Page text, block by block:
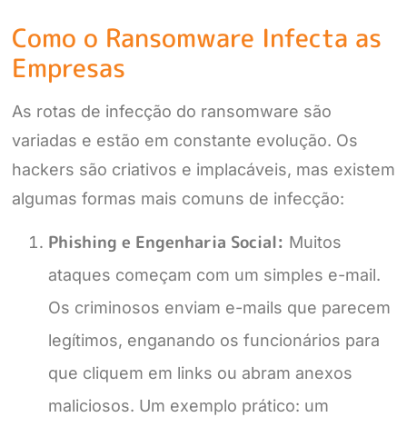
Como o Ransomware Infecta as
Empresas
As rotas de infecção do ransomware são
variadas e estão em constante evolução. Os
hackers são criativos e implacáveis, mas existem
algumas formas mais comuns de infecção:
Phishing e Engenharia Social: Muitos
ataques começam com um simples e-mail.
Os criminosos enviam e-mails que parecem
legítimos, enganando os funcionários para
que cliquem em links ou abram anexos
maliciosos. Um exemplo prático: um